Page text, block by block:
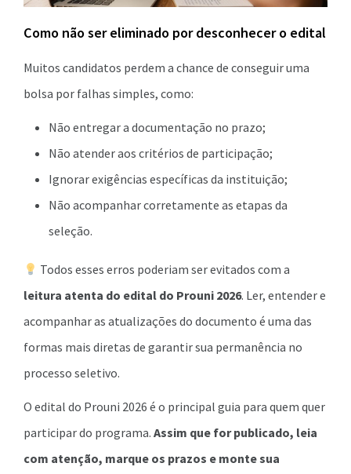
Como não ser eliminado por desconhecer o edital
Muitos candidatos perdem a chance de conseguir uma
bolsa por falhas simples, como:
Não entregar a documentação no prazo;
Não atender aos critérios de participação;
Ignorar exigências específicas da instituição;
Não acompanhar corretamente as etapas da
seleção.
Todos esses erros poderiam ser evitados com a
leitura atenta do edital do Prouni 2026. Ler, entender e
acompanhar as atualizações do documento é uma das
formas mais diretas de garantir sua permanência no
processo seletivo.
O edital do Prouni 2026 é o principal guia para quem quer
participar do programa. Assim que for publicado, leia
com atenção, marque os prazos e monte sua